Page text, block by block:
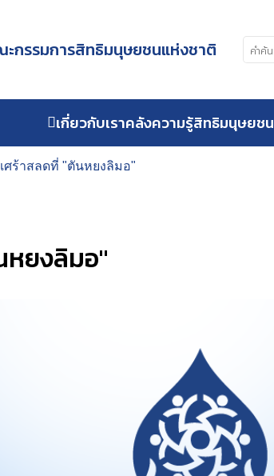
กรรมการสิทธิมนุษยชนแห่งชาติ
เกี่ยวกับเราคลังความรู้สิทธิมนุษยชน
ศร้าสลดที่ "ตันหยงลิมอ"
ยงลิมอ"